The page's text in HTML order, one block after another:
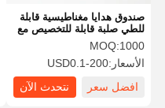
صندوق هدايا مغناطيسية قابلة
للطي صلبة قابلة للتخصيص مع
الطباعة الملونة الكاملة
MOQ:1000
الأسعار:USD0.1-200
افضل سعر
نتحدث الآن